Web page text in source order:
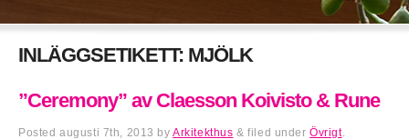
INLÄGGSETIKETT: MJÖLK
”Ceremony” av Claesson Koivisto & Rune
Postedaugusti 7th, 2013 byArkitekthus & filed underÖvrigt.